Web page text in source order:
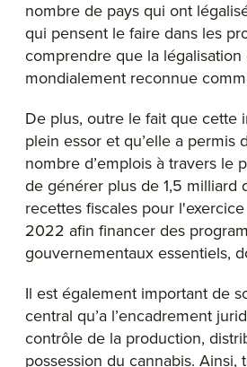
nombre de pays qui ont
qui pensent le faire dans les
comprendre que la légalisation
mondialement reconnue
De plus, outre le fait que cette
plein essor et qu’elle a permis
nombre d’emplois à travers le
de générer plus de 1,5 milliard
recettes fiscales pour
2022 afin financer des
gouvernementaux essentiels,
Il est également important de
central qu’a l’encadrement
contrôle de la production,
possession du cannabis. Ainsi,